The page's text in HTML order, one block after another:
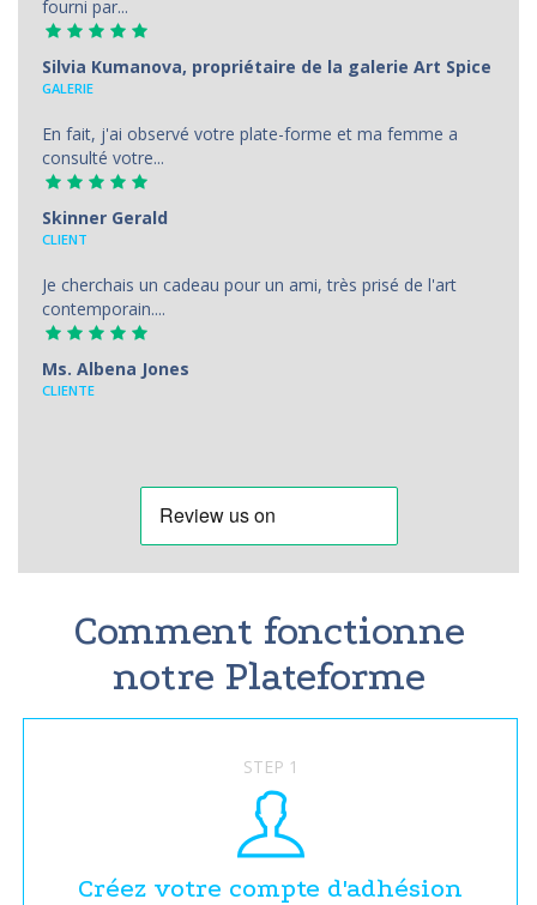
fourni par...
Silvia Kumanova, propriétaire de la galerie Art Spice
GALERIE
En fait, j'ai observé votre plate-forme et ma femme a
consulté votre...
Skinner Gerald
CLIENT
Je cherchais un cadeau pour un ami, très prisé de l'art
contemporain....
Ms. Albena Jones
CLIENTE
Comment fonctionne
notre Plateforme
STEP 1
Créez votre compte d'adhésion